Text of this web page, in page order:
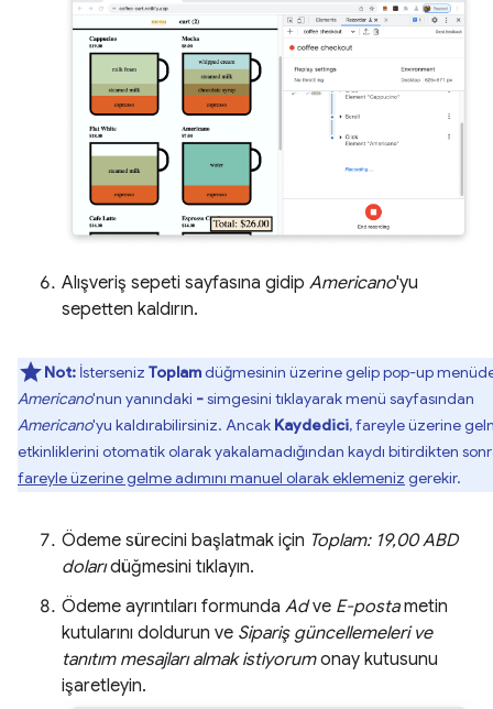
Alışveriş sepeti sayfasına gidip Americano'yu
sepetten kaldırın.
Not: İsterseniz Toplamdüğmesinin üzerine gelip pop-up
Americano'nun yanındaki -simgesini tıklayarak menü sayfasından
Americano'yu kaldırabilirsiniz. Ancak Kaydedici, fareyle üzerine
etkinliklerini otomatik olarak yakalamadığından kaydı bitirdikten
fareyle üzerine gelme adımını manuel olarak eklemeniz gerekir.
Ödeme sürecini başlatmak için Toplam: 19,00 ABD
dolarıdüğmesini tıklayın.
Ödeme ayrıntıları formunda Adve E-postametin
kutularını doldurun ve Sipariş güncellemeleri ve
tanıtım mesajları almak istiyorumonay kutusunu
işaretleyin.